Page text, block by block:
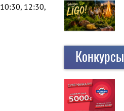
10:30, 12:30,
Конкурсы